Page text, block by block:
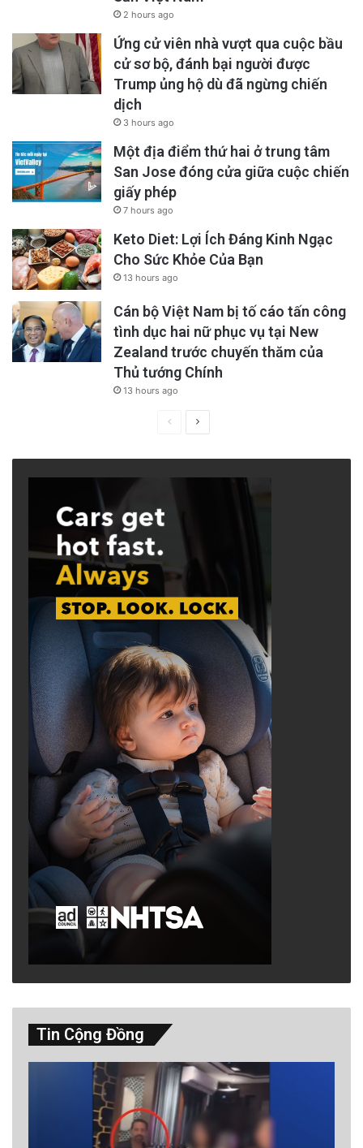
2 hours ago
Ứng cử viên nhà vượt qua cuộc bầu
cử sơ bộ, đánh bại người được
Trump ủng hộ dù đã ngừng chiến
dịch
3 hours ago
Một địa điểm thứ hai ở trung tâm
San Jose đóng cửa giữa cuộc chiến
giấy phép
7 hours ago
Keto Diet: Lợi Ích Đáng Kinh Ngạc
Cho Sức Khỏe Của Bạn
13 hours ago
Cán bộ Việt Nam bị tố cáo tấn công
tình dục hai nữ phục vụ tại New
Zealand trước chuyến thăm của
Thủ tướng Chính
13 hours ago
PreviousNext
Tin Cộng Đồng